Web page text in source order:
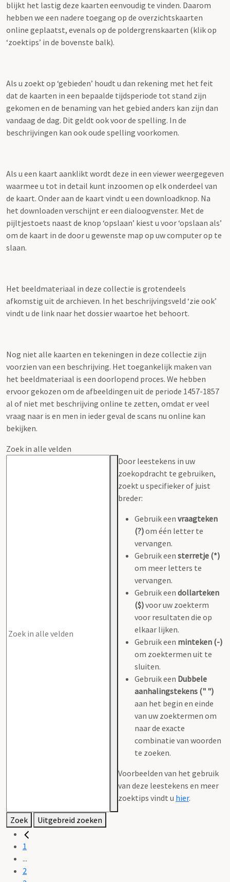
blijkt het lastig deze kaarten eenvoudig te vinden. Daarom
hebben we een nadere toegang op de overzichtskaarten
online geplaatst, evenals op de poldergrenskaarten (klik op
‘zoektips’ in de bovenste balk).
Als u zoekt op ‘gebieden’ houdt u dan rekening met het feit
dat de kaarten in een bepaalde tijdsperiode tot stand zijn
gekomen en de benaming van het gebied anders kan zijn dan
vandaag de dag. Dit geldt ook voor de spelling. In de
beschrijvingen kan ook oude spelling voorkomen.
Als u een kaart aanklikt wordt deze in een viewer weergegeven
waarmee u tot in detail kunt inzoomen op elk onderdeel van
de kaart. Onder aan de kaart vindt u een downloadknop. Na
het downloaden verschijnt er een dialoogvenster. Met de
pijltjestoets naast de knop ‘opslaan’ kiest u voor ‘opslaan als’
om de kaart in de door u gewenste map op uw computer op te
slaan.
Het beeldmateriaal in deze collectie is grotendeels
afkomstig uit de archieven. In het beschrijvingsveld ‘zie ook’
vindt u de link naar het dossier waartoe het behoort.
Nog niet alle kaarten en tekeningen in deze collectie zijn
voorzien van een beschrijving. Het toegankelijk maken van
het beeldmateriaal is een doorlopend proces. We hebben
ervoor gekozen om de afbeeldingen uit de periode 1457-1857
al of niet met beschrijving online te zetten, omdat er veel
vraag naar is en men in ieder geval de scans nu online kan
bekijken.
Zoek in alle velden
Door leestekens in uw
zoekopdracht te gebruiken,
zoekt u specifieker of juist
breder:
Gebruik een vraagteken
(?)om één letter te
vervangen.
Gebruik een sterretje (*)
om meer letters te
vervangen.
Gebruik een dollarteken
($)voor uw zoekterm
voor resultaten die op
elkaar lijken.
Gebruik een minteken (-)
om zoektermen uit te
sluiten.
Gebruik een Dubbele
aanhalingstekens (" ")
aan het begin en einde
van uw zoektermen om
naar de exacte
combinatie van woorden
te zoeken.
Voorbeelden van het gebruik
van deze leestekens en meer
zoektips vindt u hier.
Zoek Uitgebreid zoeken
1
...
2